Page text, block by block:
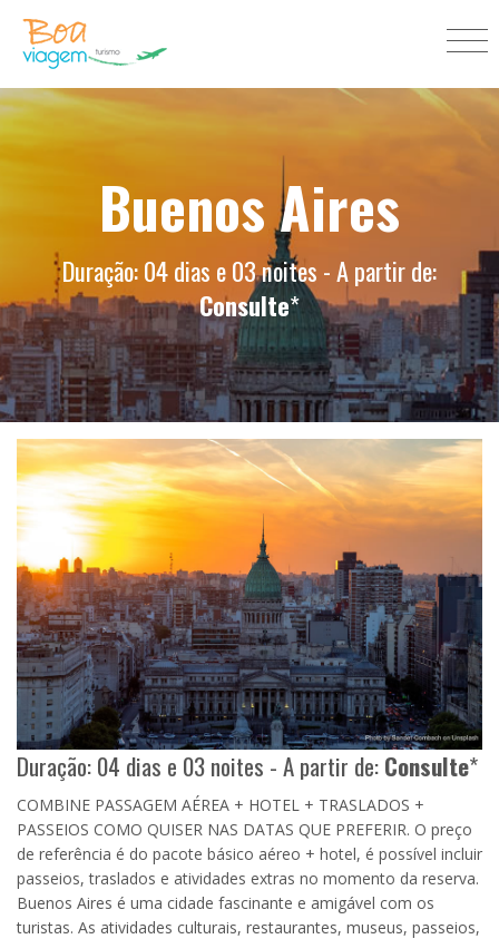
Buenos Aires
Duração: 04 dias e 03 noites - A partir de:
Consulte*
Duração: 04 dias e 03 noites - A partir de:Consulte*
COMBINE PASSAGEM AÉREA + HOTEL + TRASLADOS +
PASSEIOS COMO QUISER NAS DATAS QUE PREFERIR. O preço
de referência é do pacote básico aéreo + hotel, é possível incluir
passeios, traslados e atividades extras no momento da reserva.
Buenos Aires é uma cidade fascinante e amigável com os
turistas. As atividades culturais, restaurantes, museus, passeios,